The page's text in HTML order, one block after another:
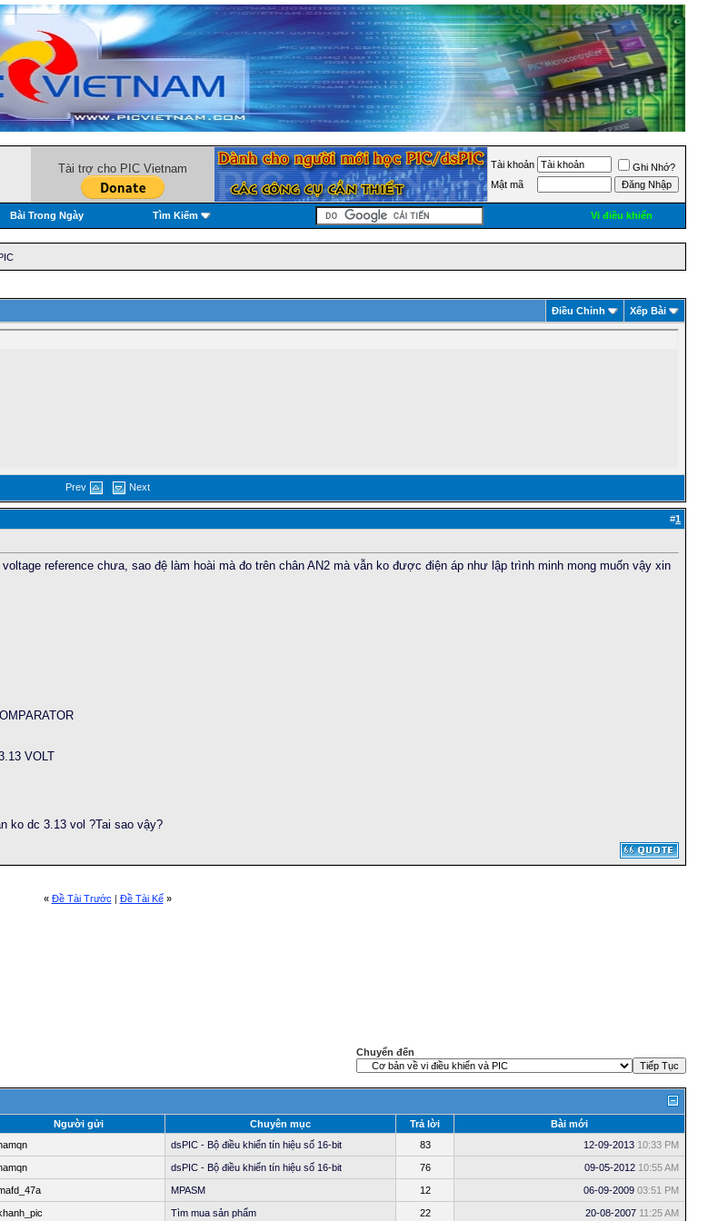
Tài trợ cho PIC Vietnam Tài khoản
Ghi Nhớ?
Mật mã
Bài Trong Ngày Tìm Kiếm Vi điều khiển
Ðiều Chỉnh Xếp Bài
Prev Next
#1
reference chưa, sao đệ làm hoài mà đo trên chân AN2 mà vẫn ko được điện áp như lập trình minh mong muốn vậy xin
VOLT
ko dc 3.13 vol ?Tai sao vậy?
« Ðề Tài Trước | Ðề Tài Kế »
Chuyển đến
Người gửi Chuyên mục Trả lời
Bài mới
dsPIC - Bộ điều khiển tín hiệu số 16-bit 83 12-09-2013 10:33 PM
dsPIC - Bộ điều khiển tín hiệu số 16-bit 76 09-05-2012 10:55 AM
MPASM 12 06-09-2009 03:51 PM
Tìm mua sản phẩm 22 20-08-2007 11:25 AM